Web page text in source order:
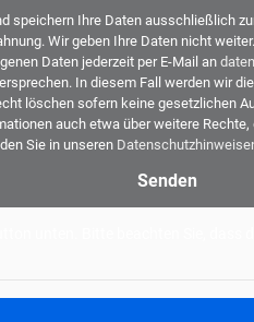
speichern Ihre Daten ausschließlich
Wir geben Ihre Daten nicht
Daten jederzeit per E-Mail an
In diesem Fall werden wir
löschen sofern keine gesetzlichen
auch etwa über weitere
Sie in unseren